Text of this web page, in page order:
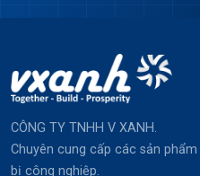
CÔNG TY TNHH V XANH.
Chuyên cung cấp các sản
bị công nghiệp.